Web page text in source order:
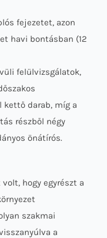
fejezetet, azon
havi bontásban (12
felülvizsgálatok,
kettő darab, míg a
részből négy
önátírós.
hogy egyrészt a
szakmai
a